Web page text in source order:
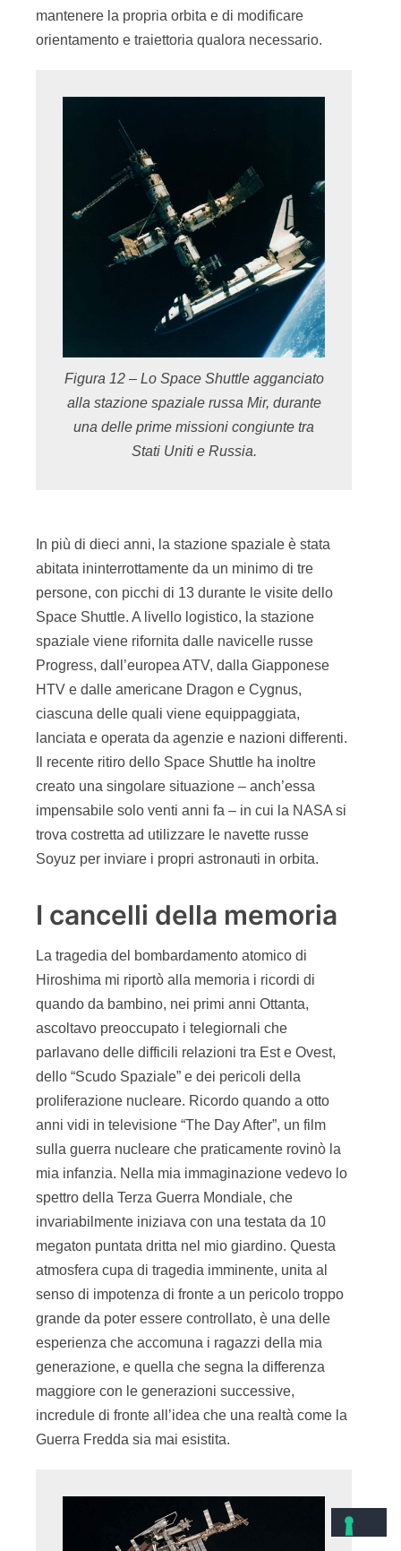
mantenere la propria orbita e di modificare
orientamento e traiettoria qualora necessario.
Figura 12 – Lo Space Shuttle agganciato
alla stazione spaziale russa Mir, durante
una delle prime missioni congiunte tra
Stati Uniti e Russia.
In più di dieci anni, la stazione spaziale è stata
abitata ininterrottamente da un minimo di tre
persone, con picchi di 13 durante le visite dello
Space Shuttle. A livello logistico, la stazione
spaziale viene rifornita dalle navicelle russe
Progress, dall’europea ATV, dalla Giapponese
HTV e dalle americane Dragon e Cygnus,
ciascuna delle quali viene equippaggiata,
lanciata e operata da agenzie e nazioni differenti.
Il recente ritiro dello Space Shuttle ha inoltre
creato una singolare situazione – anch’essa
impensabile solo venti anni fa – in cui la NASA si
trova costretta ad utilizzare le navette russe
Soyuz per inviare i propri astronauti in orbita.
I cancelli della memoria
La tragedia del bombardamento atomico di
Hiroshima mi riportò alla memoria i ricordi di
quando da bambino, nei primi anni Ottanta,
ascoltavo preoccupato i telegiornali che
parlavano delle difficili relazioni tra Est e Ovest,
dello “Scudo Spaziale” e dei pericoli della
proliferazione nucleare. Ricordo quando a otto
anni vidi in televisione “The Day After”, un film
sulla guerra nucleare che praticamente rovinò la
mia infanzia. Nella mia immaginazione vedevo lo
spettro della Terza Guerra Mondiale, che
invariabilmente iniziava con una testata da 10
megaton puntata dritta nel mio giardino. Questa
atmosfera cupa di tragedia imminente, unita al
senso di impotenza di fronte a un pericolo troppo
grande da poter essere controllato, è una delle
esperienza che accomuna i ragazzi della mia
generazione, e quella che segna la differenza
maggiore con le generazioni successive,
incredule di fronte all’idea che una realtà come la
Guerra Fredda sia mai esistita.